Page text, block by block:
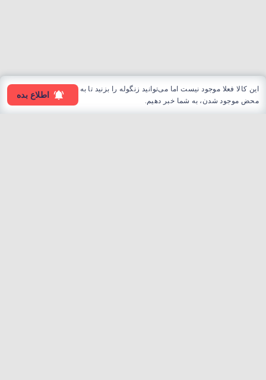
این کالا فعلا موجود نیست اما می‌توانید زنگوله را بزنید تا به
محض موجود شدن، به شما خبر دهیم.
اطلاع بده